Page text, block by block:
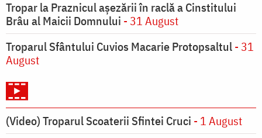
Tropar la Praznicul aşezării în raclă a Cinstitului
Brâu al Maicii Domnului - 31 August
Troparul Sfântului Cuvios Macarie Protopsaltul- 31
August
(Video) Troparul Scoaterii Sfintei Cruci - 1 August